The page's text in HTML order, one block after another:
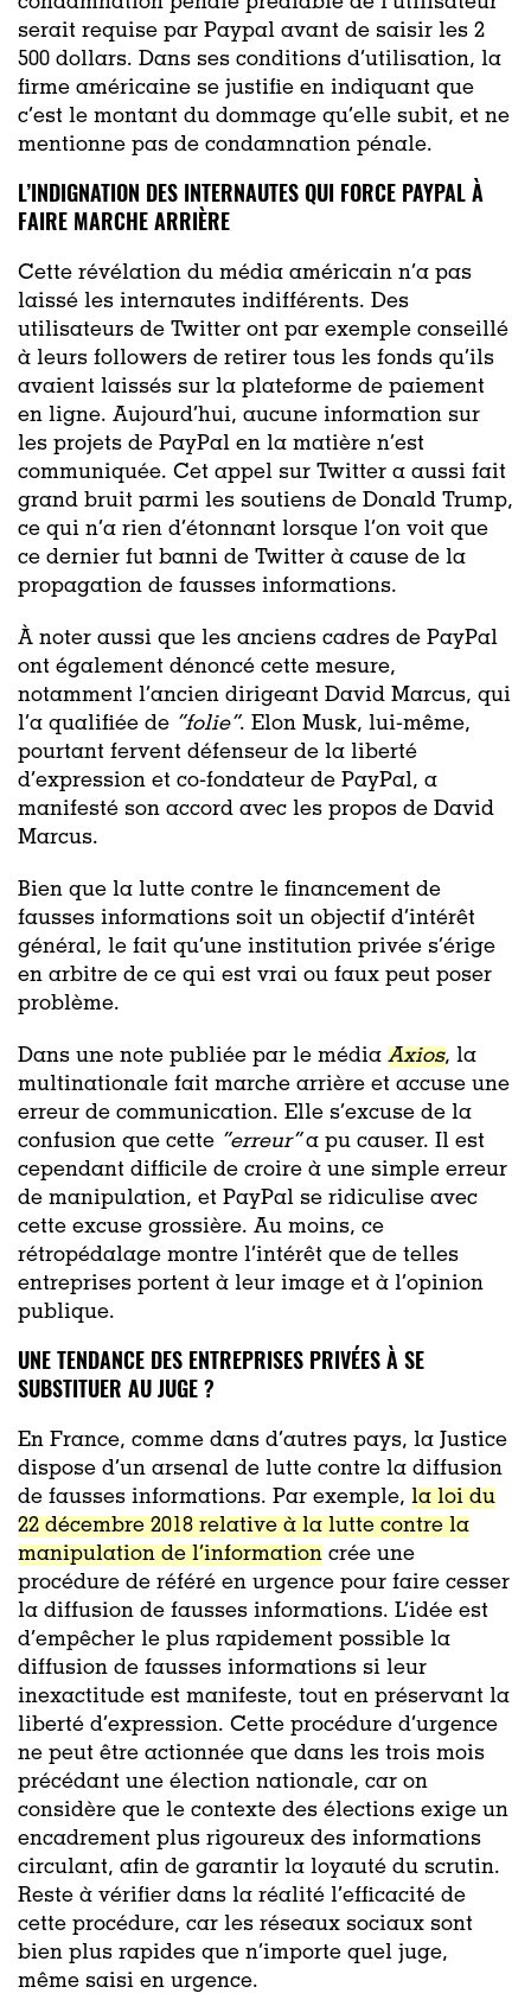
serait requise par Paypal avant de saisir les 2
500 dollars. Dans ses conditions d’utilisation, la
firme américaine se justifie en indiquant que
c’est le montant du dommage qu’elle subit, et ne
mentionne pas de condamnation pénale.
L’INDIGNATION DES INTERNAUTES QUI FORCE PAYPAL À
FAIRE MARCHE ARRIÈRE
Cette révélation du média américain n’a pas
laissé les internautes indifférents. Des
utilisateurs de Twitter ont par exemple conseillé
à leurs followers de retirer tous les fonds qu’ils
avaient laissés sur la plateforme de paiement
en ligne. Aujourd’hui, aucune information sur
les projets de PayPal en la matière n’est
communiquée. Cet appel sur Twitter a aussi fait
grand bruit parmi les soutiens de Donald Trump,
ce qui n’a rien d’étonnant lorsque l’on voit que
ce dernier fut banni de Twitter à cause de la
propagation de fausses informations.
À noter aussi que les anciens cadres de PayPal
ont également dénoncé cette mesure,
notamment l’ancien dirigeant David Marcus, qui
l’a qualifiée de “folie”. Elon Musk, lui-même,
pourtant fervent défenseur de la liberté
d’expression et co-fondateur de PayPal, a
manifesté son accord avec les propos de David
Marcus.
Bien que la lutte contre le financement de
fausses informations soit un objectif d’intérêt
général, le fait qu’une institution privée s’érige
en arbitre de ce qui est vrai ou faux peut poser
problème.
Dans une note publiée par le média Axios, la
multinationale fait marche arrière et accuse une
erreur de communication. Elle s’excuse de la
confusion que cette “erreur”a pu causer. Il est
cependant difficile de croire à une simple erreur
de manipulation, et PayPal se ridiculise avec
cette excuse grossière. Au moins, ce
rétropédalage montre l’intérêt que de telles
entreprises portent à leur image et à l’opinion
publique.
UNE TENDANCE DES ENTREPRISES PRIVÉES À SE
SUBSTITUER AU JUGE ?
En France, comme dans d’autres pays, la Justice
dispose d’un arsenal de lutte contre la diffusion
de fausses informations. Par exemple, la loi du
22 décembre 2018 relative à la lutte contre la
manipulation de l’information crée une
procédure de référé en urgence pour faire cesser
la diffusion de fausses informations. L’idée est
d’empêcher le plus rapidement possible la
diffusion de fausses informations si leur
inexactitude est manifeste, tout en préservant la
liberté d’expression. Cette procédure d’urgence
ne peut être actionnée que dans les trois mois
précédant une élection nationale, car on
considère que le contexte des élections exige un
encadrement plus rigoureux des informations
circulant, afin de garantir la loyauté du scrutin.
Reste à vérifier dans la réalité l’efficacité de
cette procédure, car les réseaux sociaux sont
bien plus rapides que n’importe quel juge,
même saisi en urgence.